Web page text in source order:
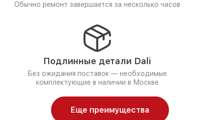
Обычно ремонт завершается за несколько часов
Подлинные детали Dali
Без ожидания поставок — необходимые
комплектующие в наличии в Москве
Еще преимущества